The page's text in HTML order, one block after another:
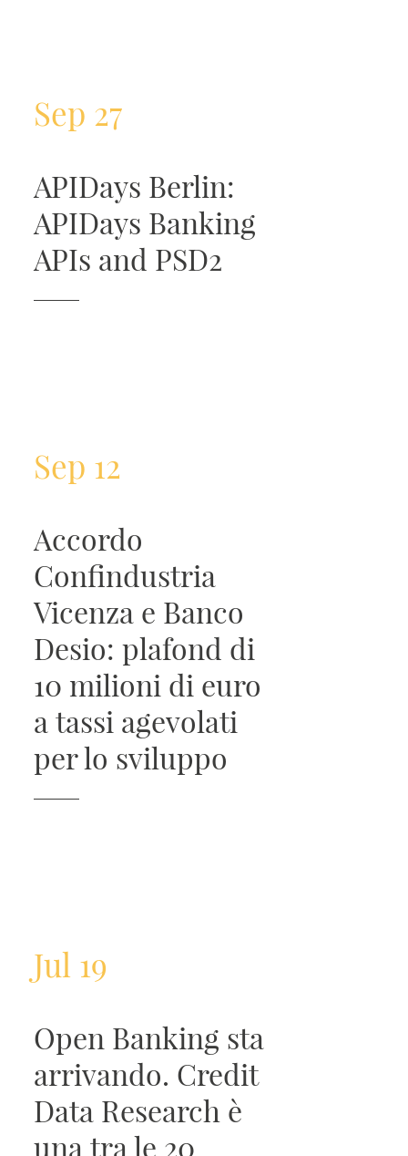
Sep 27
APIDays Berlin:
APIDays Banking
APIs and PSD2
Sep 12
Accordo
Confindustria
Vicenza e Banco
Desio: plafond di
10 milioni di euro
a tassi agevolati
per lo sviluppo
Jul 19
Open Banking sta
arrivando. Credit
Data Research è
una tra le 20